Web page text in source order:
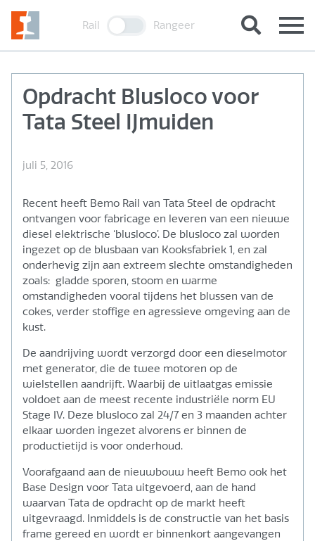
Rail Rangeer
Opdracht Blusloco voor
Tata Steel IJmuiden
juli 5, 2016
Recent heeft Bemo Rail van Tata Steel de opdracht
ontvangen voor fabricage en leveren van een nieuwe
diesel elektrische ‘blusloco’. De blusloco zal worden
ingezet op de blusbaan van Kooksfabriek 1, en zal
onderhevig zijn aan extreem slechte omstandigheden
zoals: gladde sporen, stoom en warme
omstandigheden vooral tijdens het blussen van de
cokes, verder stoffige en agressieve omgeving aan de
kust.
De aandrijving wordt verzorgd door een dieselmotor
met generator, die de twee motoren op de
wielstellen aandrijft. Waarbij de uitlaatgas emissie
voldoet aan de meest recente industriële norm EU
Stage IV. Deze blusloco zal 24/7 en 3 maanden achter
elkaar worden ingezet alvorens er binnen de
productietijd is voor onderhoud.
Voorafgaand aan de nieuwbouw heeft Bemo ook het
Base Design voor Tata uitgevoerd, aan de hand
waarvan Tata de opdracht op de markt heeft
uitgevraagd. Inmiddels is de constructie van het basis
frame gereed en wordt er binnenkort aangevangen